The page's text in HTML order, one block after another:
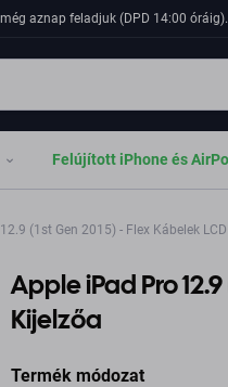
aznap feladjuk (DPD 14:00
Felújított iPhone és
(1st Gen 2015) - Flex Kábelek
Apple iPad Pro
Kijelzőa
Termék módozat